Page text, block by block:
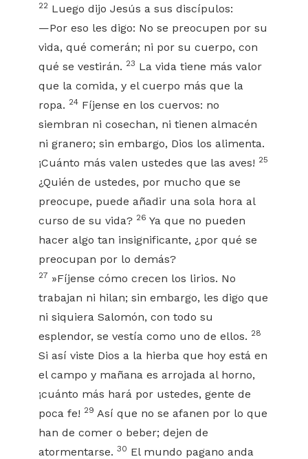
22 Luego dijo Jesús a sus discípulos:
—Por eso les digo: No se preocupen por su
vida, qué comerán; ni por su cuerpo, con
qué se vestirán. 23 La vida tiene más valor
que la comida, y el cuerpo más que la
ropa. 24 Fíjense en los cuervos: no
siembran ni cosechan, ni tienen almacén
ni granero; sin embargo, Dios los alimenta.
¡Cuánto más valen ustedes que las aves! 25
¿Quién de ustedes, por mucho que se
preocupe, puede añadir una sola hora al
curso de su vida? 26 Ya que no pueden
hacer algo tan insignificante, ¿por qué se
preocupan por lo demás?
27 »Fíjense cómo crecen los lirios. No
trabajan ni hilan; sin embargo, les digo que
ni siquiera Salomón, con todo su
esplendor, se vestía como uno de ellos. 28
Si así viste Dios a la hierba que hoy está en
el campo y mañana es arrojada al horno,
¡cuánto más hará por ustedes, gente de
poca fe! 29 Así que no se afanen por lo que
han de comer o beber; dejen de
atormentarse. 30 El mundo pagano anda